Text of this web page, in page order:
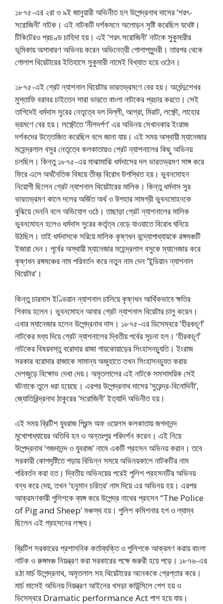
১৮৭৫-এর ২রা ও ৯ই জানুয়ারী অভিনীত হল উপেন্দ্রনাথ দাসের ‘শরৎ-
সরোজিনী’ নাটক। এই নাটকটি দর্শকমনে অলোড়ন সৃষ্টি করেছিল যথেষ্ট।
টিকিটেরও প্রচণ্ড চাহিদা হয়। এই ‘শরৎ সরোজিনী’ নাটকে সুকুমারীর
ভূমিকায় অসাধারণ অভিনয় করেন অভিনেত্রী গোলাপসুন্দরী। তারপর থেকে
গোলাপ থিয়েটারের ইতিহাসে সুকুমারী নামেই বিখ্যাত হয়ে ওঠেন।
১৮৭৫-এই গ্রেট ন্যাশনাল থিয়েটার ভারতভ্রমণে বের হয়। অর্ধেন্দুশেখর
মুস্তাফি বরাবর চাইতেন সারা ভারতে বাংলা নাটকের প্রচার করতে। সেই
তাগিদেই ধর্মদাস সুরের নেতৃত্বে দল দিল্লী, আগ্রা, মিরাট, লক্ষ্ণৌ, লাহোর
ভ্রমণে বের হয়। লক্ষ্ণৌতে ‘নীলদর্পণ’ এর অভিনয় সেখানকার ইংরাজ
দর্শকদের উত্তেজিত করেছিল বলে জানা যায়। এই সময় অস্থায়ী ম্যানেজার
মহেন্দ্রলাল বসুর নেতৃত্বে কলকাতায়ও গ্রেট ন্যাশনালের কিছু অভিনয়
চলছিল। কিন্তু ১৮৭৫-এর মাঝামাঝি ধর্মদাসের দল ভারতভ্রমণ সাঙ্গ করে
ফিরে এলে অর্থনৈতিক বিষয়ে তীব্র বিরোধ উপস্থিত হয়। ভুবনমোহন
নিয়োগী ছিলেন গ্রেট ন্যাশনাল থিয়েটারের মালিক। কিন্তু ধর্মদাস সুর
ভারতভ্রমণ কালে দলের অর্জিত অর্থ ও উপহার সামগ্রী ভুবনমোহনকে
বুঝিয়ে দেননি বলে অভিযোগ ওঠে। তাছাড়া গ্রেট ন্যাশনালের মালিক
ভুবনমোহন হলেও ধর্মদাস সুরের কর্তৃত্ব বেড়ে যাওয়াতে বিরোধ ঘনিয়ে
উঠছিল। তাই ধর্মদাসকে সরিয়ে মালিক কৃষ্ণধন বন্দ্যোপাধ্যায়কে রঙ্গমঞ্চটি
ইজারা দেন। পূর্বের অস্থায়ী ম্যানেজার মহেন্দ্রলাল বসুকে ম্যানেজার করে
কৃষ্ণধন রঙ্গমঞ্চের নাম পরিবর্তন করে নতুন নাম দেন ‘ইন্ডিয়ান ন্যাশনাল
থিয়েটার’।
কিন্তু চারমাস ইণ্ডিয়ান ন্যাশনাল চালিয়ে কৃষ্ণধন আর্থিকভাবে ক্ষতির
শিকার হলেন। ভুবনমোহন আবার গ্রেট ন্যাশনাল থিয়েটার চালু করেন।
এবার ম্যানেজার হলেন উপেন্দ্রনাথ দাস। ১৮৭৫-এর ডিসেম্বরে ‘হীরকচূর্ণ’
নাটকের মধ্য দিয়ে গ্রেট ন্যাশনালের দ্বিতীয় পর্বের সূচনা হল। ‘হীরকচূর্ণ’
নাটকের বিষয়বস্তু বরোদার রাজা গায়কোয়াড়ের সিংহাসনচ্যুতি। ইংরাজ
সরকার বরোদার রাজাকে সামান্য অজুহাতে তখন সিংহাসনচ্যুত করায়
দেশজুড়ে বিক্ষোভ দেখা দেয়। অমৃতলালের এই নাটকে সমসাময়িক সেই
ঘটনাকে তুলে ধরা হয়েছে। এরপর উপেন্দ্রনাথ দাসের ‘সুরেন্দ্র-বিনোদিনী’,
জ্যোতিরিন্দ্রনাথ ঠাকুরের ‘সরোজিনী’ ইত্যাদি অভিনীত হয়।
এই সময় ব্রিটিশ যুবরাজ প্রিন্স অফ ওয়েলস কলকাতায় জগদানন্দ
মুখোপাধ্যায়ের অতিথি হন ও অন্তঃপুর পরিদর্শন করেন। এই নিয়ে
উপেন্দ্রনাথ ‘গজদানন্দ ও যুবরাজ’ নামে একটি প্রহসন অভিনয় করান। তবে
সরকারী কোপদৃষ্টিতে পড়ায় বিভিন্ন সময়ে অভিনয়কালে নাটকটির নাম
পরিবর্তন করা হত। দ্বিতীয় অভিনয়ের পরেই পুলিশ প্রহসনটির অভিনয়
বন্ধ করে দেয়, তখন ‘হনুমান চরিত্র’ নাম দিয়ে এর অভিনয় হয়। এরপর
আক্রমণকারী পুলিশকে ব্যঙ্গ করে উপেন্দ্র নাথের প্রহসন “The Police
of Pig and Sheep’ মঞ্চস্থ হয়। পুলিশ কমিশনার হগ ও ল্যাম্ব
ছিলেন এই প্রহসনের লক্ষ্য।
ব্রিটিশ সরকারের প্রশাসনিক কর্তাব্যক্তি ও পুলিশকে আক্রমণ করায় বাংলা
নাটক ও রুঙ্গমঞ্চ নিয়ন্ত্রণ করা সরকারের পক্ষে জরুরী হয়ে পড়ে। ১৮৭৬-এর
৪ঠা মার্চ উপেন্দ্রনাথ, অমৃতলাল সহ থিয়েটারের অনেককে গ্রেপ্তার করে।
মার্চ মাসেই অভিনয় নিয়ন্ত্রণ আইনের খসড়া কাউন্সিলে পেশ হয় ও
ডিসেম্বরে Dramatic performance Act পাশ হয়ে যায়।